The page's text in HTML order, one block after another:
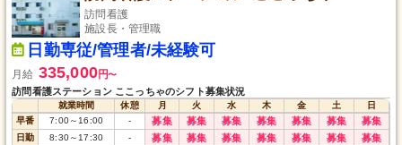
訪問看護
施設長・管理職
日勤専従/管理者/未経験可
月給 335,000円〜
訪問看護ステーション ここっちゃのシフト募集状況
就業時間 休憩 月 火 水 木 金 土
日
早番
7:00～ 16:00 - 募集 募集 募集 募集 募集 募集 募集
日勤 8:30～ 17:30 - 募集 募集 募集 募集 募集 募集 募集